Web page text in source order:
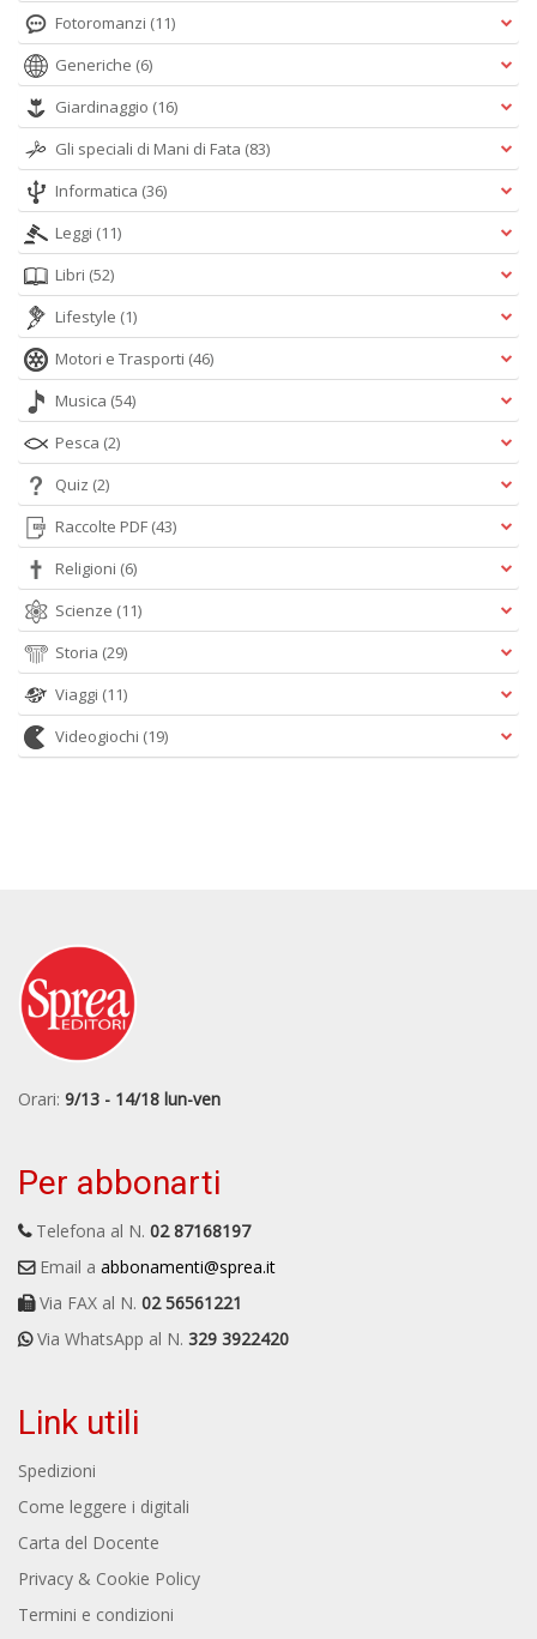
Fotoromanzi (11)
Generiche (6)
Giardinaggio (16)
Gli speciali di Mani di Fata (83)
Informatica (36)
Leggi (11)
Libri (52)
Lifestyle (1)
Motori e Trasporti (46)
Musica (54)
Pesca (2)
Quiz (2)
Raccolte PDF (43)
Religioni (6)
Scienze (11)
Storia (29)
Viaggi (11)
Videogiochi (19)
Orari: 9/13 - 14/18 lun-ven
Per abbonarti
Telefona al N. 02 87168197
Email a abbonamenti@sprea.it
Via FAX al N. 02 56561221
Via WhatsApp al N. 329 3922420
Link utili
Spedizioni
Come leggere i digitali
Carta del Docente
Privacy & Cookie Policy
Termini e condizioni